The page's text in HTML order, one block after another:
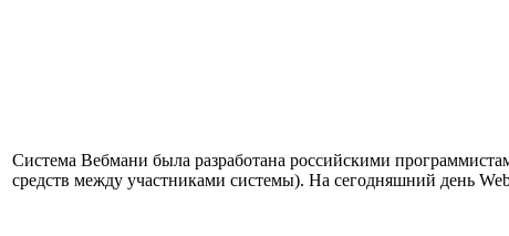
Система Вебмани была разработана российскими
средств между участниками системы). На сегодняшний день